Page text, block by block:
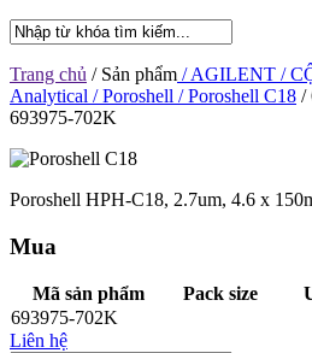
Trang chủ / Sản phẩm / AGILENT /
Analytical / Poroshell / Poroshell C18 /
693975-702K
Poroshell HPH-C18, 2.7um, 4.6 x
Mua
Mã sản phẩm Pack size
693975-702K
Liên hệ